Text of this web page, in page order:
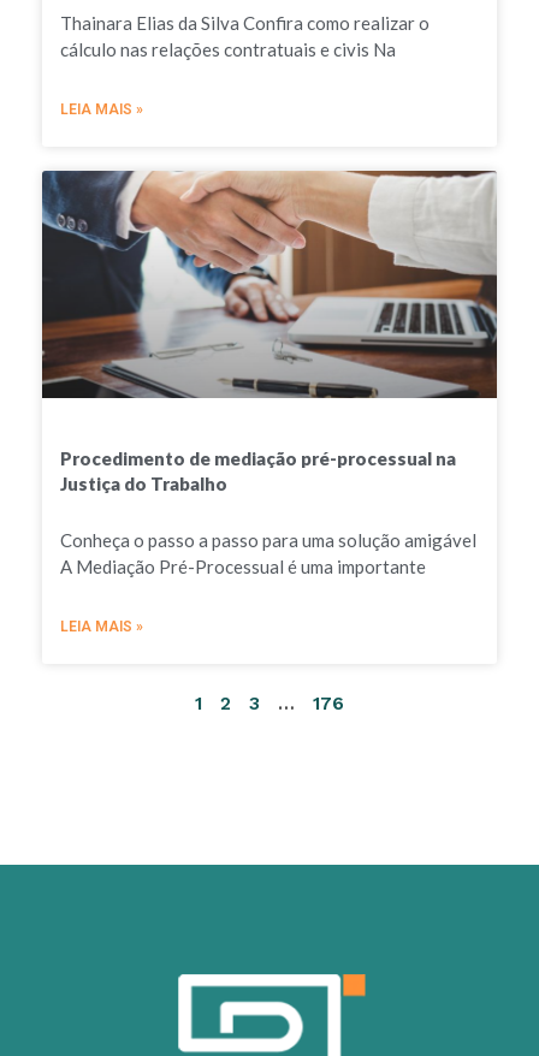
Thainara Elias da Silva Confira como realizar o
cálculo nas relações contratuais e civis Na
LEIA MAIS »
Procedimento de mediação pré-processual na
Justiça do Trabalho
Conheça o passo a passo para uma solução amigável
A Mediação Pré-Processual é uma importante
LEIA MAIS »
1 2 3 … 176